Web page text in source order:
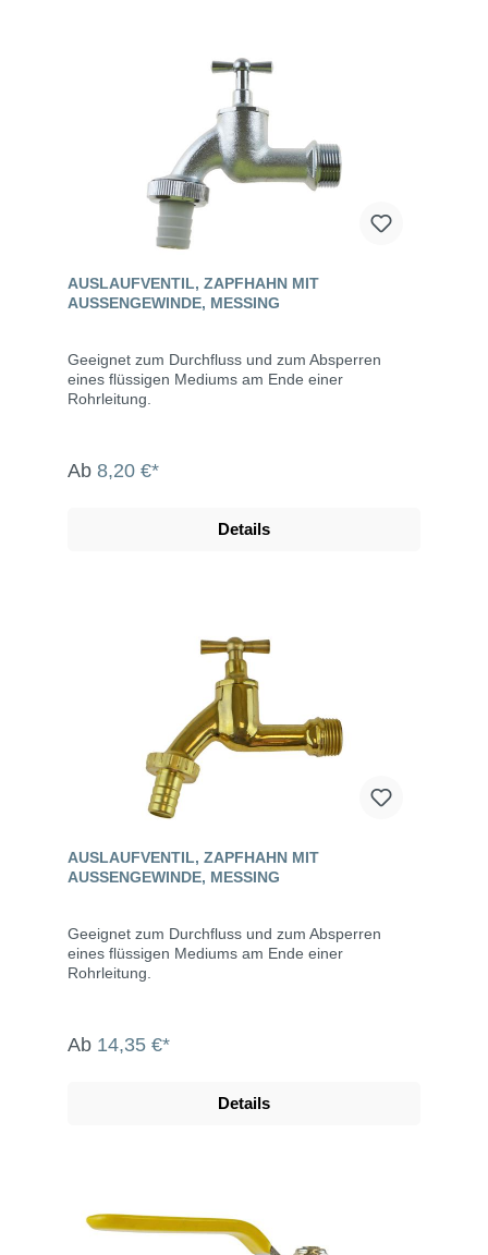
AUSLAUFVENTIL, ZAPFHAHN MIT
AUSSENGEWINDE, MESSING
Geeignet zum Durchfluss und zum Absperren
eines flüssigen Mediums am Ende einer
Rohrleitung.
Ab 8,20 €*
Details
AUSLAUFVENTIL, ZAPFHAHN MIT
AUSSENGEWINDE, MESSING
Geeignet zum Durchfluss und zum Absperren
eines flüssigen Mediums am Ende einer
Rohrleitung.
Ab 14,35 €*
Details